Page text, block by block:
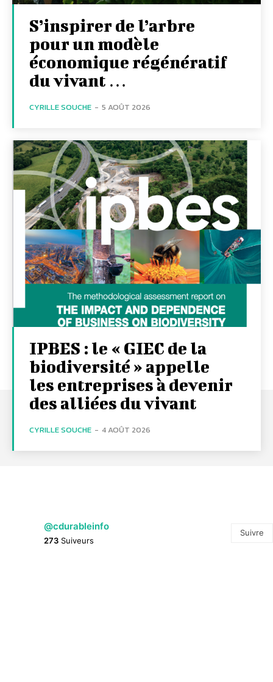
S’inspirer de l’arbre
pour un modèle
économique régénératif
du vivant …
CYRILLE SOUCHE - 5 AOÛT 2026
IPBES : le « GIEC de la
biodiversité » appelle
les entreprises à devenir
des alliées du vivant
CYRILLE SOUCHE - 4 AOÛT 2026
@cdurableinfo
273 Suiveurs
Suivre